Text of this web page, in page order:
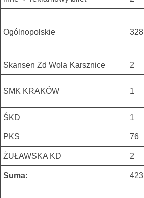
Ogólnopolskie 328
Skansen Zd Wola Karsznice 2
SMK KRAKÓW 1
ŚKD 1
PKS 76
ŻUŁAWSKA KD 2
Suma: 423